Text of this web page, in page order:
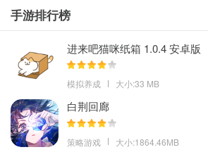
2、细胞生成的粒子是有限的，双方的的细胞
两次。
3、升级后护甲、生成粒子的数量和速度都会
AI的粒子打掉级。
4、最低级的细胞如果被攻击直接死亡，但是
粒子注入到死亡细胞中，他还是可以复活的。
手游排行榜
进来吧猫咪纸箱 1.0.4 安卓版
模拟养成 大小:33 MB
白荆回廊
策略游戏 大小:1864.46MB